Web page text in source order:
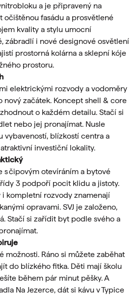
a je připravený na
očištěnou fasádu a prosvětlené
kvality a stylu umocní
zábradlí i nové designové osvětlení
prostorná kolárna a sklepní kóje
prostoru.
elektrickými rozvody a vodoměry
začátek. Koncept shell & core
o každém detailu. Stačí si
nebo jej pronajímat. Nusle
vybaveností, blízkostí centra a
investiční lokality.
s čipovým otevíráním a bytové
3 podpoří pocit klidu a jistoty.
kompletní rozvody znamenají
opravami. SVJ je založeno,
Stačí si zařídit byt podle svého a
možnosti. Ráno si můžete zaběhat
do blízkého fitka. Děti mají školu
během pár minut pěšky. A
Na Jezerce, dát si kávu v Typice